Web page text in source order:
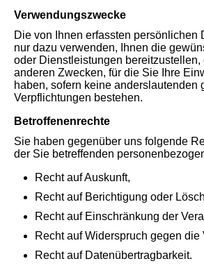
Verwendungszwecke
Die von Ihnen erfassten persönlichen
nur dazu verwenden, Ihnen die
oder Dienstleistungen bereitzustellen,
anderen Zwecken, für die Sie Ihre
haben, sofern keine anderslautenden
Verpflichtungen bestehen.
Betroffenenrechte
Sie haben gegenüber uns folgende
der Sie betreffenden
Recht auf Auskunft,
Recht auf Berichtigung oder
Recht auf Einschränkung der
Recht auf Widerspruch gegen die
Recht auf Datenübertragbarkeit.